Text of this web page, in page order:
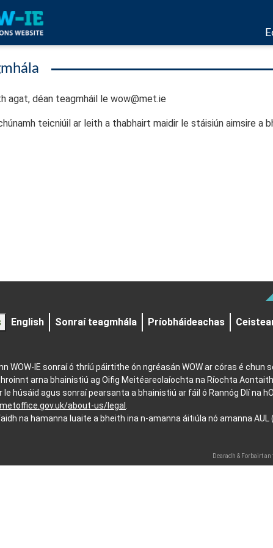
agat, déan teagmháil le wow@met.ie
teicniúil ar leith a thabhairt maidir le stáisiún aimsire a
English Sonraí teagmhála Príobháideachas
WOW-IE sonraí ó thríú páirtithe ón ngréasán WOW ar córas é chun
arna bhainistiú ag Oifig Meitéareolaíochta na Ríochta
le húsáid agus sonraí pearsanta a bhainistiú ar fáil ó Rannóg Dlí na
about-us/legal
na hamanna luaite a bheith ina n-amanna áitiúla nó amanna AUL
Dearadh & Forbairt